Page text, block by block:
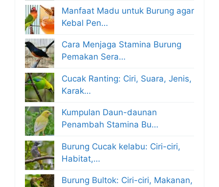
Manfaat Madu untuk Burung agar
Kebal Pen…
Cara Menjaga Stamina Burung
Pemakan Sera…
Cucak Ranting: Ciri, Suara, Jenis,
Karak…
Kumpulan Daun-daunan
Penambah Stamina Bu…
Burung Cucak kelabu: Ciri-ciri,
Habitat,…
Burung Bultok: Ciri-ciri, Makanan,